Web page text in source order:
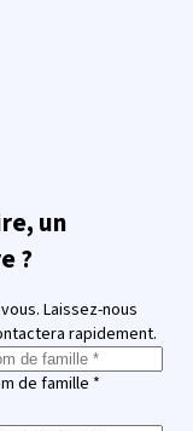
un
?
Laissez-nous
rapidement.
de famille *